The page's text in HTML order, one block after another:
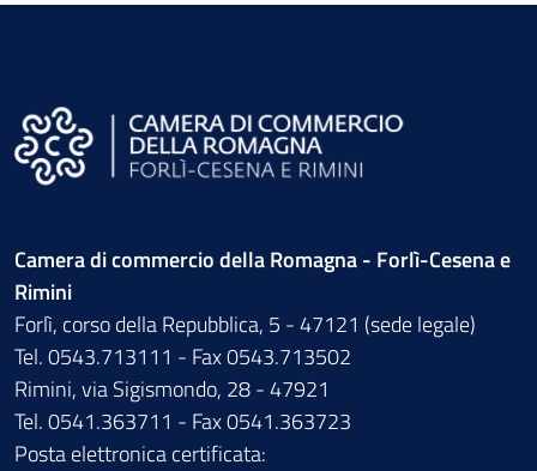
Camera di commercio della Romagna - Forlì-Cesena e
Rimini
Forlì, corso della Repubblica, 5 - 47121 (sede legale)
Tel. 0543.713111 - Fax 0543.713502
Rimini, via Sigismondo, 28 - 47921
Tel. 0541.363711 - Fax 0541.363723
Posta elettronica certificata: